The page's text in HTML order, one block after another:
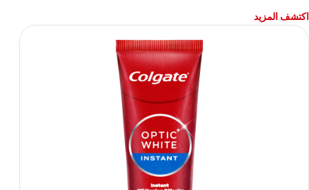
**يُستخدم وفق التعليمات لإزالة البقع السطحية فقط.
اكتشف المزيد